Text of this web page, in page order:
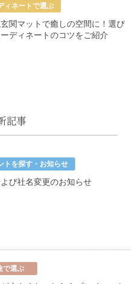
ィネートで選ぶ
関マットで癒しの空間に！選び
ディネートのコツをご紹介
記事
トを探す・お知らせ
び社名変更のお知らせ
で選ぶ